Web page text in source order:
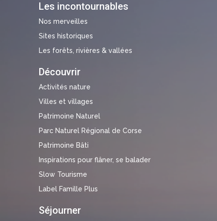
Les incontournables
Nos merveilles
Sites historiques
Les forêts, rivières & vallées
Découvrir
Activités nature
Villes et villages
Patrimoine Naturel
Parc Naturel Régional de Corse
Patrimoine Bâti
Inspirations pour flâner, se balader
Slow Tourisme
Label Famille Plus
Séjourner